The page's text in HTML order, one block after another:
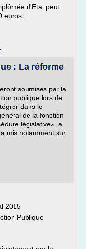
d'Etat peut
: La réforme
soumises par la
publique lors de
dans le
de la fonction
législative», a
mis notamment sur
2015
Publique